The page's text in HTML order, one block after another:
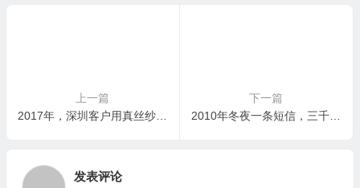
上一篇
2017年，深圳客户用真丝纱线抵偿部分债务，我们接受并成功转售——老张：货抵债，三赢
下一篇
2010年冬夜一条短信，三千个乱纱筒，我们黎明出发——老张：客户急，我不能不急
发表评论